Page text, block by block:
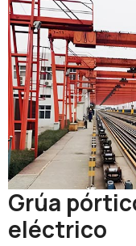
Grúa
eléctrico